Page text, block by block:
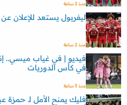
منذ 2 ساعة
ليفربول يستعد للإعلان
منذ 2 ساعة
فيديو | في غياب ميسي..
في كأس الدوريات
منذ 3 ساعة
فليك يمنح الأمل لـ حمزة